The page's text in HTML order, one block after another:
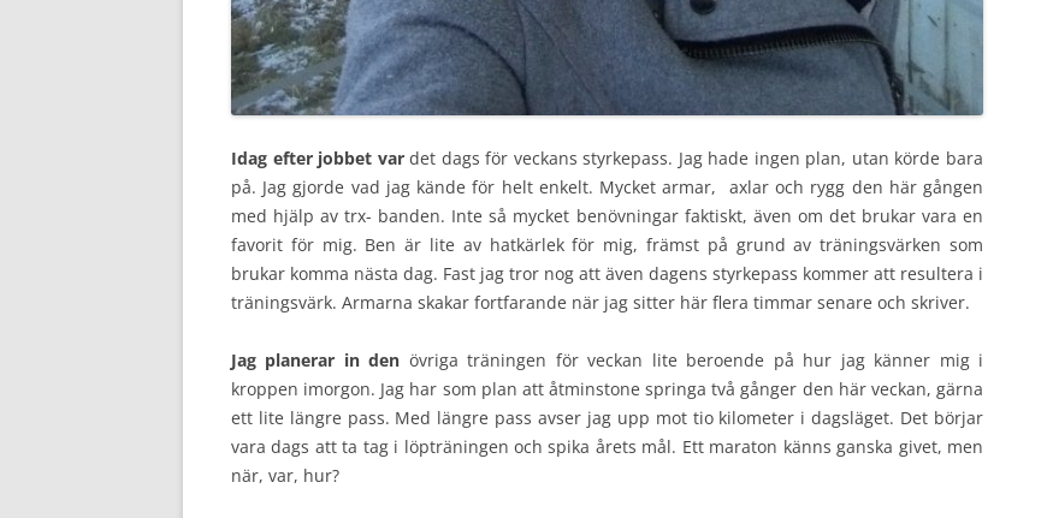
Idag efter jobbet vardet dags för veckans styrkepass. Jag hade ingen plan, utan körde bara
på. Jag gjorde vad jag kände för helt enkelt. Mycket armar, axlar och rygg den här gången
med hjälp av trx- banden. Inte så mycket benövningar faktiskt, även om det brukar vara en
favorit för mig. Ben är lite av hatkärlek för mig, främst på grund av träningsvärken som
brukar komma nästa dag. Fast jag tror nog att även dagens styrkepass kommer att resultera i
träningsvärk. Armarna skakar fortfarande när jag sitter här flera timmar senare och skriver.
Jag planerar in den övriga träningen för veckan lite beroende på hur jag känner mig i
kroppen imorgon. Jag har som plan att åtminstone springa två gånger den här veckan, gärna
ett lite längre pass. Med längre pass avser jag upp mot tio kilometer i dagsläget. Det börjar
vara dags att ta tag i löpträningen och spika årets mål. Ett maraton känns ganska givet, men
när, var, hur?